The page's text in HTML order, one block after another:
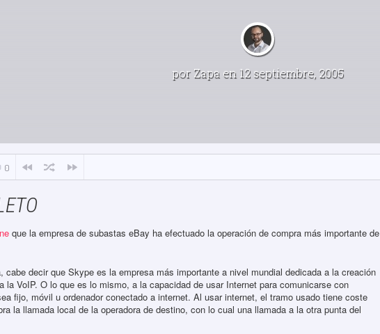
porZapa en 12 septiembre, 2005
0
que la empresa de subastas eBay ha efectuado la operación de compra más importante de
cabe decir que Skype es la empresa más importante a nivel mundial dedicada a la creación
la VoIP. O lo que es lo mismo, a la capacidad de usar Internet para comunicarse con
fijo, móvil u ordenador conectado a internet. Al usar internet, el tramo usado tiene coste
la llamada local de la operadora de destino, con lo cual una llamada a la otra punta del